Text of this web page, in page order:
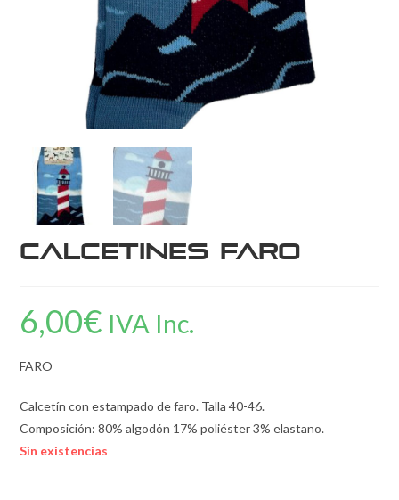
Calcetines FARO
6,00€ IVA Inc.
FARO
Calcetín con estampado de faro. Talla 40-46.
Composición: 80% algodón 17% poliéster 3% elastano.
Sin existencias